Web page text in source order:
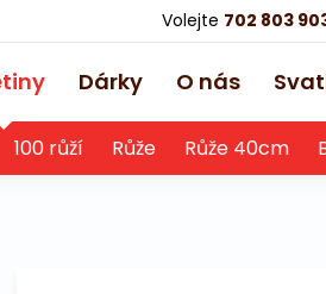
Volejte 702 803
100 růží Růže Růže 40cm
Dárky O nás